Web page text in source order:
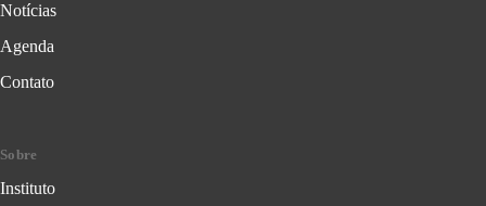
Notícias
Agenda
Contato
Sobre
Instituto